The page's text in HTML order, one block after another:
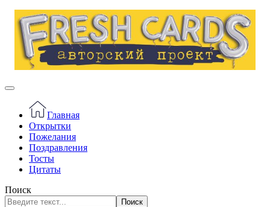
Главная
Открытки
Пожелания
Поздравления
Тосты
Цитаты
Поиск
Поиск